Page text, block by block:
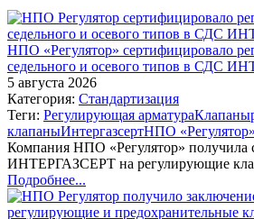
НПО «Регулятор» сертифицировало
седельного и осевого типов в СДС
5 августа 2026
Категория: Стандартизация
Теги: Регулирующая арматураКлапаны
клапаныИнтергазсертНПО «Регулятор»
Компания НПО «Регулятор» получила
ИНТЕРГАЗСЕРТ на регулирующие
Подробнее...